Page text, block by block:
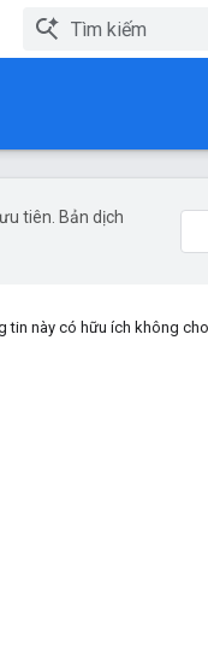
tiên. Bản dịch
tin này có hữu ích không